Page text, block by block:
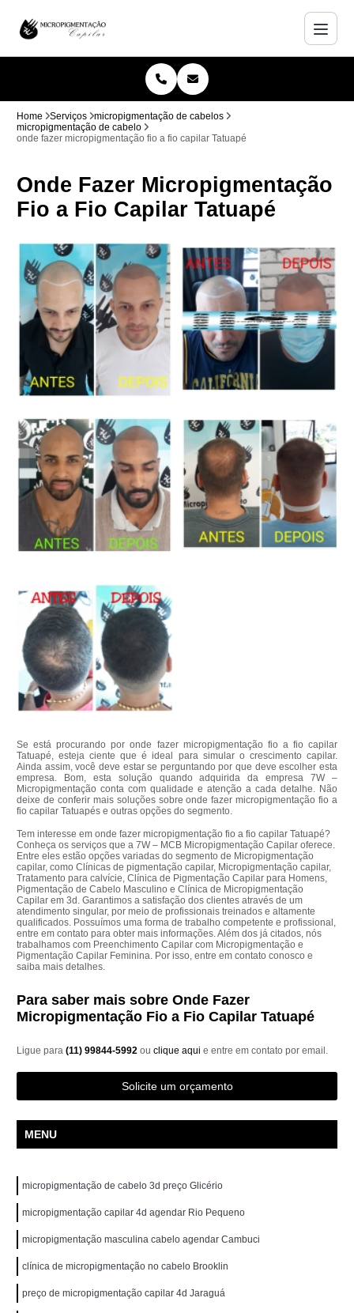
Home Serviços
micropigmentação de cabelos
micropigmentação de cabelo
onde fazer micropigmentação fio a fio capilar Tatuapé
Onde Fazer Micropigmentação
Fio a Fio Capilar Tatuapé
Se está procurando por onde fazer micropigmentação fio a fio capilar
Tatuapé, esteja ciente que é ideal para simular o crescimento capilar.
Ainda assim, você deve estar se perguntando por que deve escolher esta
empresa. Bom, esta solução quando adquirida da empresa 7W –
Micropigmentação conta com qualidade e atenção a cada detalhe. Não
deixe de conferir mais soluções sobre onde fazer micropigmentação fio a
fio capilar Tatuapés e outras opções do segmento.
Tem interesse em onde fazer micropigmentação fio a fio capilar Tatuapé?
Conheça os serviços que a 7W – MCB Micropigmentação Capilar oferece.
Entre eles estão opções variadas do segmento de Micropigmentação
capilar, como Clínicas de pigmentação capilar, Micropigmentação capilar,
Tratamento para calvície, Clínica de Pigmentação Capilar para Homens,
Pigmentação de Cabelo Masculino e Clínica de Micropigmentação
Capilar em 3d. Garantimos a satisfação dos clientes através de um
atendimento singular, por meio de profissionais treinados e altamente
qualificados. Possuímos uma forma de trabalho competente e profissional,
entre em contato para obter mais informações. Além dos já citados, nós
trabalhamos com Preenchimento Capilar com Micropigmentação e
Pigmentação Capilar Feminina. Por isso, entre em contato conosco e
saiba mais detalhes.
Para saber mais sobre Onde Fazer
Micropigmentação Fio a Fio Capilar Tatuapé
Ligue para(11) 99844-5992ouclique aqui e entre em contato por email.
Solicite um orçamento
MENU
micropigmentação de cabelo 3d preço Glicério
micropigmentação capilar 4d agendar Rio Pequeno
micropigmentação masculina cabelo agendar Cambuci
clínica de micropigmentação no cabelo Brooklin
preço de micropigmentação capilar 4d Jaraguá